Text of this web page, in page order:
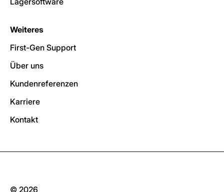
Weiteres
First-Gen Support
Über uns
Kundenreferenzen
Karriere
Kontakt
© 2026